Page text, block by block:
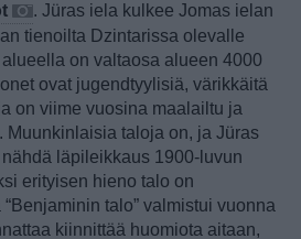
. Jüras iela kulkee Jomas ielan
tienoilta Dzintarissa olevalle
on valtaosa alueen 4000
ovat jugendtyylisiä, värikkäitä
on viime vuosina maalailtu ja
Muunkinlaisia taloja on, ja Jüras
läpileikkaus 1900-luvun
erityisen hieno talo on
talo” valmistui vuonna
kiinnittää huomiota aitaan,